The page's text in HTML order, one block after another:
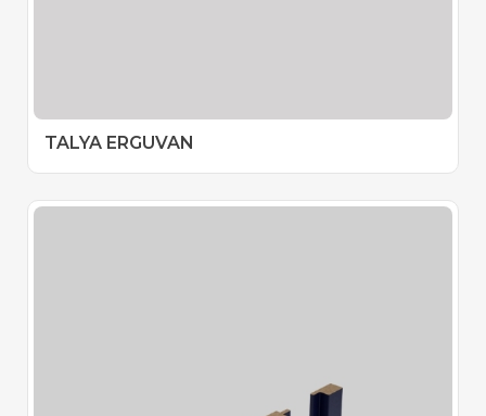
TALYA ERGUVAN